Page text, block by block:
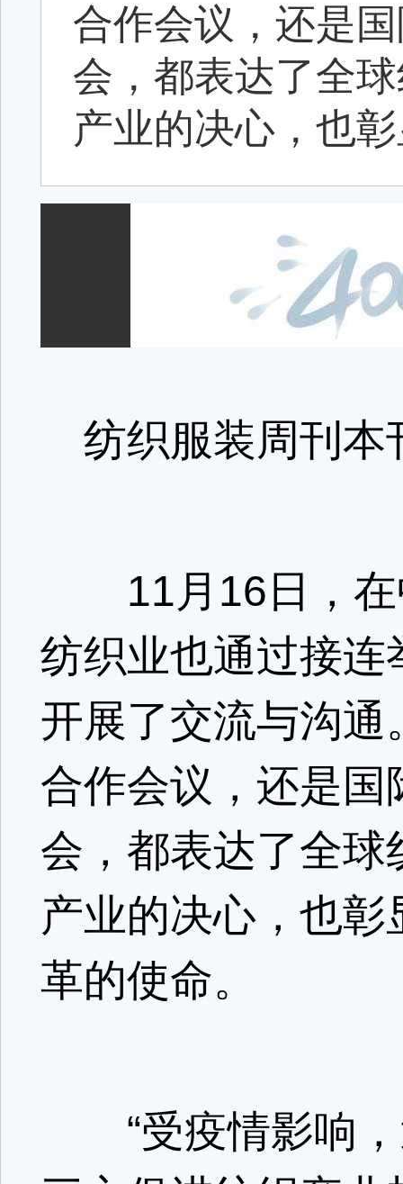
合作会议，还是
会，都表达了全
产业的决心，也
纺织服装周刊本
11月16日，在
纺织业也通过接
开展了交流与沟
合作会议，还是
会，都表达了全
产业的决心，也
革的使命。
“受疫情影响，